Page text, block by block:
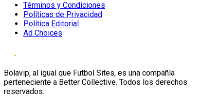
Términos y Condiciones
Políticas de Privacidad
Política Editorial
Ad Choices
Bolavip, al igual que Futbol Sites, es una compañía
perteneciente a Better Collective. Todos los derechos
reservados.